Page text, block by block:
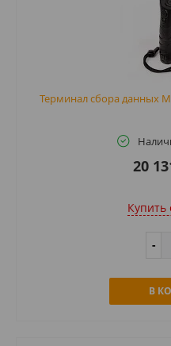
Терминал сбора данных
20
Купить
В